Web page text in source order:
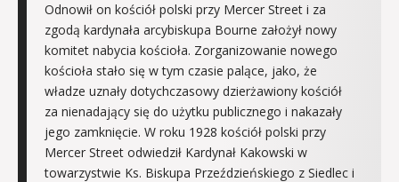
Odnowił on kościół polski przy Mercer Street i za
zgodą kardynała arcybiskupa Bourne założył nowy
komitet nabycia kościoła. Zorganizowanie nowego
kościoła stało się w tym czasie palące, jako, że
władze uznały dotychczasowy dzierżawiony kościół
za nienadający się do użytku publicznego i nakazały
jego zamknięcie. W roku 1928 kościół polski przy
Mercer Street odwiedził Kardynał Kakowski w
towarzystwie Ks. Biskupa Przeździeńskiego z Siedlec i